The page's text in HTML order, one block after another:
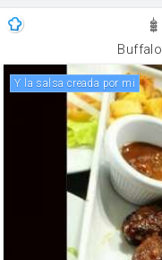
y la salsa creada por mi